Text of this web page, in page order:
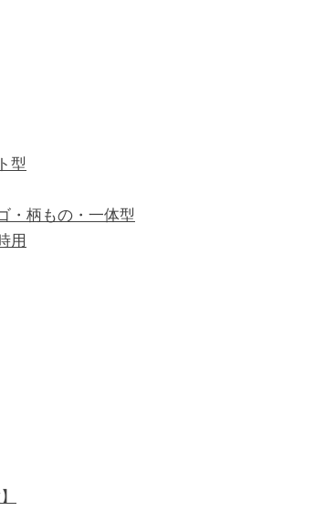
型
・柄もの・一体型
用